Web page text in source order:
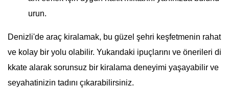
urun.
Denizli'de araç kiralamak, bu güzel şehri keşfetmenin rahat
ve kolay bir yolu olabilir. Yukarıdaki ipuçlarını ve önerileri di
kkate alarak sorunsuz bir kiralama deneyimi yaşayabilir ve
seyahatinizin tadını çıkarabilirsiniz.